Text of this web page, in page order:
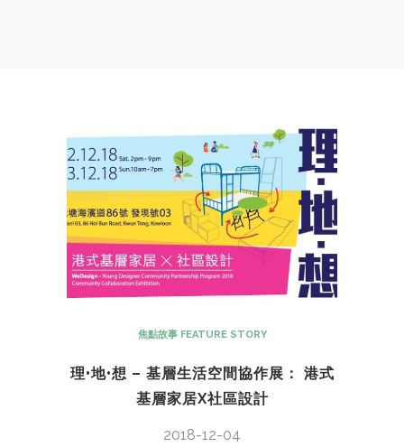
焦點故事 FEATURE STORY
理•地•想 – 基層生活空間協作展： 港式
基層家居X社區設計
2018-12-04